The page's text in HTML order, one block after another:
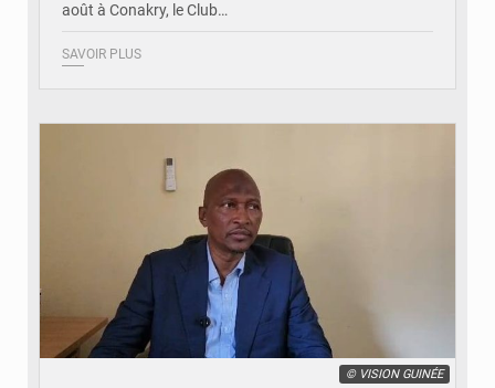
août à Conakry, le Club…
SAVOIR PLUS
© VISION GUINÉE